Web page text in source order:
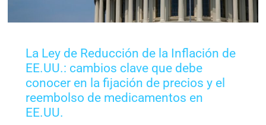
La Ley de Reducción de la Inflación de
EE.UU.: cambios clave que debe
conocer en la fijación de precios y el
reembolso de medicamentos en
EE.UU.